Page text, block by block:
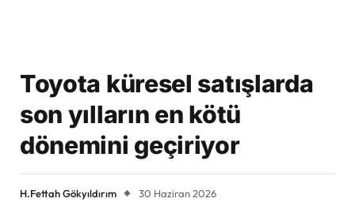
Toyota küresel satışlarda
son yılların en kötü
dönemini geçiriyor
H.Fettah Gökyıldırım 30 Haziran 2026